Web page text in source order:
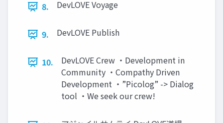
8. DevLOVE Voyage
9. DevLOVE Publish
10.
DevLOVE Crew ・Development in
Community ・Compathy Driven
Development ・”Picolog” -> Dialog
tool ・We seek our crew!